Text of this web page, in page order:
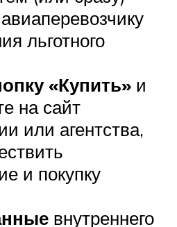
льготного
«Купить» и
на сайт
или агентства,
и покупку
внутреннего